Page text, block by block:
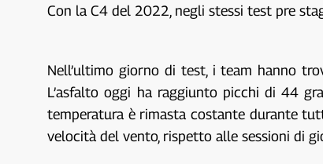
Con la C4 del 2022, negli stessi test pre
Nell’ultimo giorno di test, i team hanno
L’asfalto oggi ha raggiunto picchi di 44
temperatura è rimasta costante durante
velocità del vento, rispetto alle sessioni di